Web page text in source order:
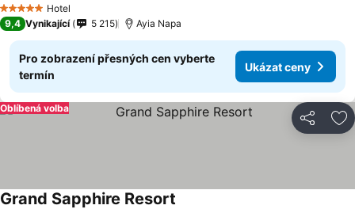
5 Počet hvězdiček
Hotel
9,4 Vynikající 5 215 Ayia Napa
Pro zobrazení přesných cen vyberte
termín
Ukázat ceny
Sdílet
Oblíbená volba
Grand Sapphire Resort